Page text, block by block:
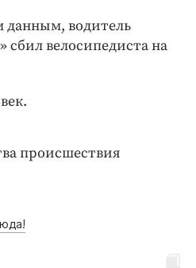
данным, водитель
велосипедиста на
происшествия